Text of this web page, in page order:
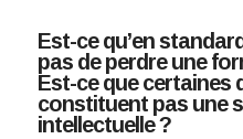
Est-ce qu’en
pas de perdre une
Est-ce que certaines
constituent pas une
intellectuelle ?